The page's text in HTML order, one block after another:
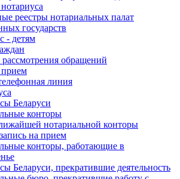
реестры нотариальных палат
государств
- детям
обращений
линия
Беларуси
конторы
нотариальной конторы
на прием
конторы, работающие в
Беларуси, прекратившие деятельность